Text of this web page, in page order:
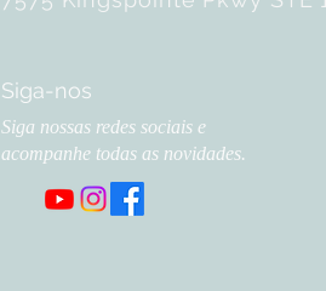
Siga-nos
Siga nossas redes sociais e
acompanhe todas as novidades.